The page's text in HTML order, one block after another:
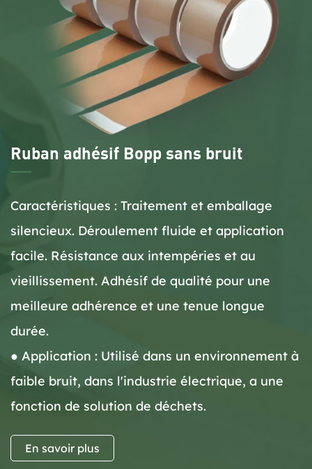
Ruban adhésif Bopp sans bruit
Caractéristiques : Traitement et emballage
silencieux. Déroulement fluide et application
facile. Résistance aux intempéries et au
vieillissement. Adhésif de qualité pour une
meilleure adhérence et une tenue longue
durée.
● Application : Utilisé dans un environnement à
faible bruit, dans l'industrie électrique, a une
fonction de solution de déchets.
En savoir plus